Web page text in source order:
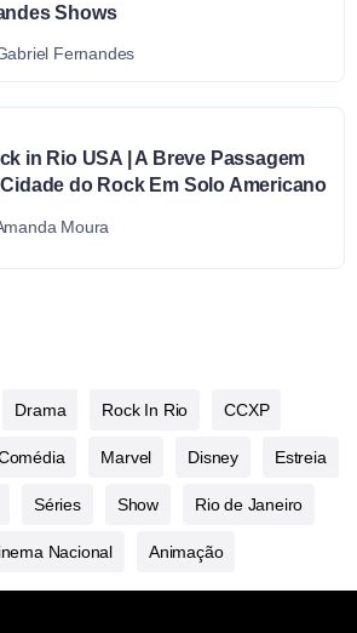
Shows
Fernandes
in Rio USA | A Breve Passagem
do Rock Em Solo Americano
Moura
Drama Rock In Rio CCXP
Marvel Disney Estreia
Séries Show Rio de Janeiro
Nacional Animação